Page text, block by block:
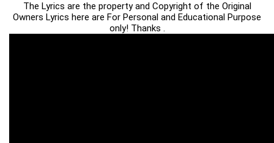
The Lyrics are the property and Copyright of the Original
Owners Lyrics here are For Personal and Educational Purpose
only! Thanks .